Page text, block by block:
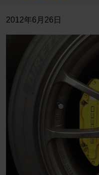
2012年6月26日